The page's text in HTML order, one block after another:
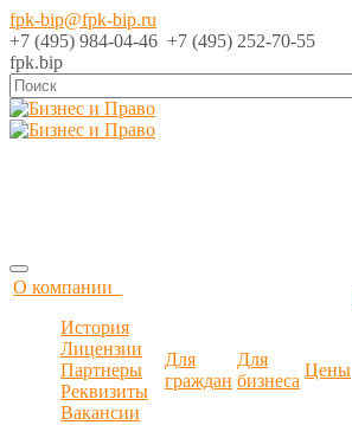
fpk-bip@fpk-bip.ru
+7 (495) 984-04-46 +7 (495) 252-70-55
fpk.bip
О компании
История
Лицензии
Партнеры
Реквизиты
Вакансии
Для
граждан
Для
бизнеса
Цены